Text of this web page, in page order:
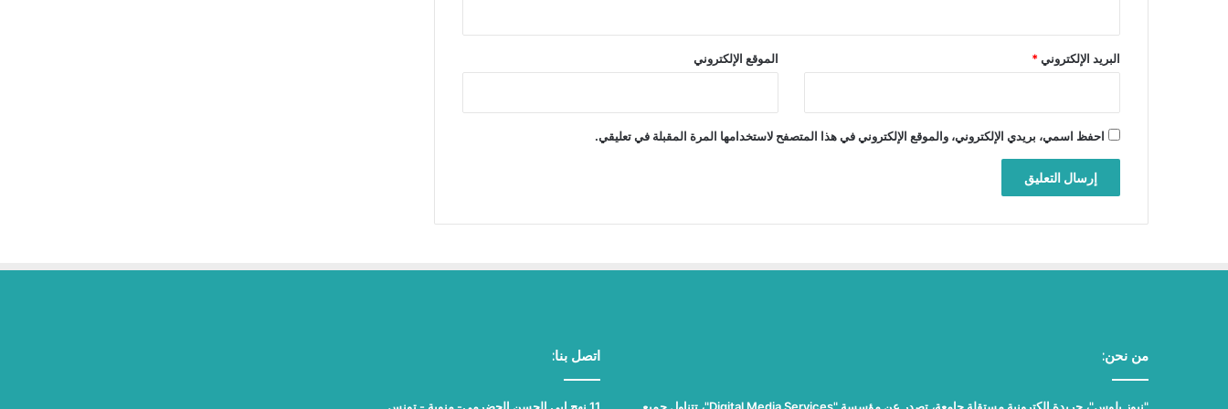
البريد الإلكتروني* الموقع الإلكتروني
احفظ اسمي، بريدي الإلكتروني، والموقع الإلكتروني في هذا المتصفح لاستخدامها المرة المقبلة في تعليقي.
من نحن:
"نيوز بلوس"، جريدة الكترونية مستقلة جامعة، تصدر عن مؤسسة "Digital Media Services"، تتناول جميع
اتصل بنا:
11 نهج ابي الحسن الحضرمي- منوبة - تونس